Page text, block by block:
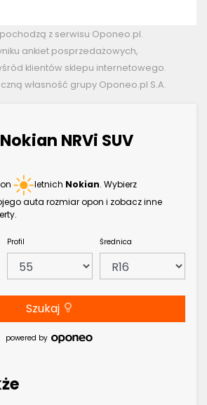
z serwisu Oponeo.pl.
ankiet posprzedażowych,
klientów sklepu internetowego.
własność grupy Oponeo.pl S.A.
Nokian NRVi SUV
letnich Nokian. Wybierz
auta rozmiar opon i zobacz inne
Profil Średnica
Szukaj
powered by